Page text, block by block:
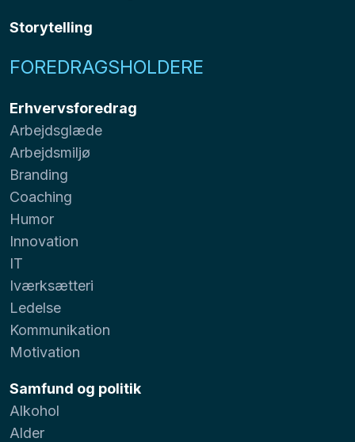
Storytelling
FOREDRAGSHOLDERE
Erhvervsforedrag
Arbejdsglæde
Arbejdsmiljø
Branding
Coaching
Humor
Innovation
IT
Iværksætteri
Ledelse
Kommunikation
Motivation
Samfund og politik
Alkohol
Alder